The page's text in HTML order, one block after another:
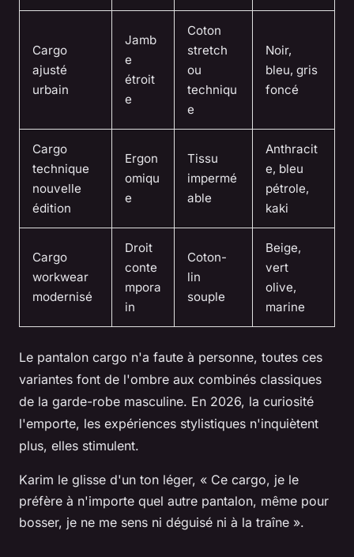
Cargo
ajusté
urbain
Jamb
e
étroit
e
Coton
stretch
ou
techniqu
e
Noir,
bleu, gris
foncé
Cargo
technique
nouvelle
édition
Ergon
omiqu
e
Tissu
impermé
able
Anthracit
e, bleu
pétrole,
kaki
Cargo
workwear
modernisé
Droit
conte
mpora
in
Coton-
lin
souple
Beige,
vert
olive,
marine
Le pantalon cargo n'a faute à personne, toutes ces
variantes font de l'ombre aux combinés classiques
de la garde-robe masculine. En 2026, la curiosité
l'emporte, les expériences stylistiques n'inquiètent
plus, elles stimulent.
Karim le glisse d'un ton léger, « Ce cargo, je le
préfère à n'importe quel autre pantalon, même pour
bosser, je ne me sens ni déguisé ni à la traîne ».